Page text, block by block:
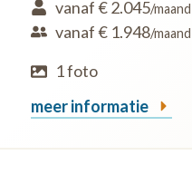
vanaf € 2.045/maand
vanaf € 1.948/maand
1 foto
meer informatie